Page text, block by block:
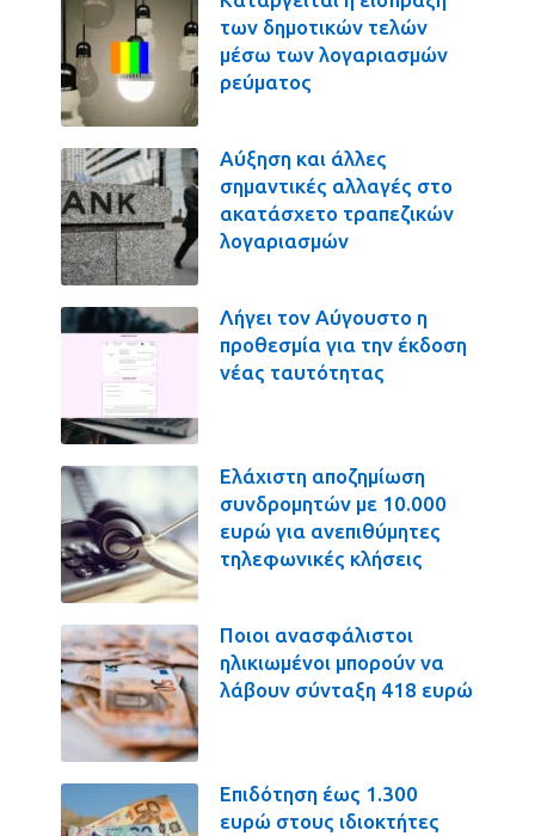
των δημοτικών τελών
μέσω των λογαριασμών
ρεύματος
Αύξηση και άλλες
σημαντικές αλλαγές στο
ακατάσχετο τραπεζικών
λογαριασμών
Λήγει τον Αύγουστο η
προθεσμία για την έκδοση
νέας ταυτότητας
Ελάχιστη αποζημίωση
συνδρομητών με 10.000
ευρώ για ανεπιθύμητες
τηλεφωνικές κλήσεις
Ποιοι ανασφάλιστοι
ηλικιωμένοι μπορούν να
λάβουν σύνταξη 418 ευρώ
Επιδότηση έως 1.300
ευρώ στους ιδιοκτήτες